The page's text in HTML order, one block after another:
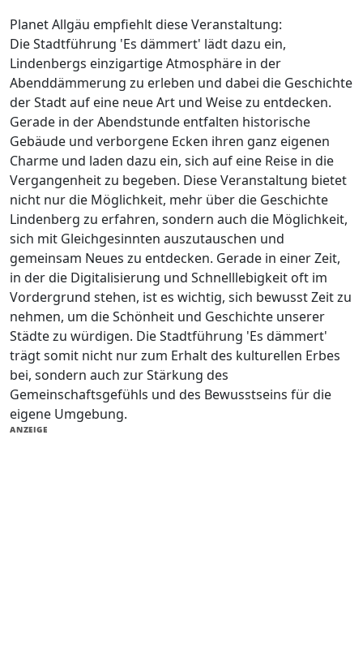
Planet Allgäu empfiehlt diese Veranstaltung:
Die Stadtführung 'Es dämmert' lädt dazu ein,
Lindenbergs einzigartige Atmosphäre in der
Abenddämmerung zu erleben und dabei die Geschichte
der Stadt auf eine neue Art und Weise zu entdecken.
Gerade in der Abendstunde entfalten historische
Gebäude und verborgene Ecken ihren ganz eigenen
Charme und laden dazu ein, sich auf eine Reise in die
Vergangenheit zu begeben. Diese Veranstaltung bietet
nicht nur die Möglichkeit, mehr über die Geschichte
Lindenberg zu erfahren, sondern auch die Möglichkeit,
sich mit Gleichgesinnten auszutauschen und
gemeinsam Neues zu entdecken. Gerade in einer Zeit,
in der die Digitalisierung und Schnelllebigkeit oft im
Vordergrund stehen, ist es wichtig, sich bewusst Zeit zu
nehmen, um die Schönheit und Geschichte unserer
Städte zu würdigen. Die Stadtführung 'Es dämmert'
trägt somit nicht nur zum Erhalt des kulturellen Erbes
bei, sondern auch zur Stärkung des
Gemeinschaftsgefühls und des Bewusstseins für die
eigene Umgebung.
ANZEIGE